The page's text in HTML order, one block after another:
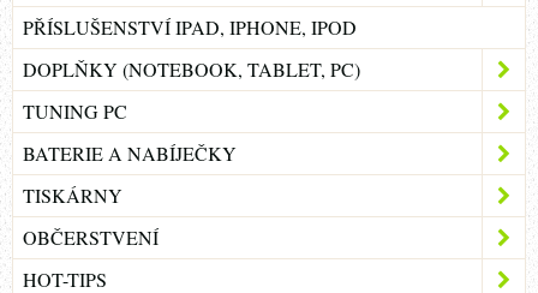
PŘÍSLUŠENSTVÍ IPAD, IPHONE, IPOD
DOPLŇKY (NOTEBOOK, TABLET, PC)
TUNING PC
BATERIE A NABÍJEČKY
TISKÁRNY
OBČERSTVENÍ
HOT-TIPS